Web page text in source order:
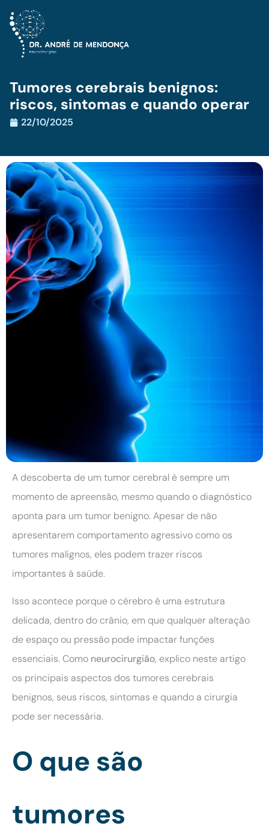
Tumores cerebrais benignos:
riscos, sintomas e quando operar
22/10/2025
A descoberta de um tumor cerebral é sempre um
momento de apreensão, mesmo quando o diagnóstico
aponta para um tumor benigno. Apesar de não
apresentarem comportamento agressivo como os
tumores malignos, eles podem trazer riscos
importantes à saúde.
Isso acontece porque o cérebro é uma estrutura
delicada, dentro do crânio, em que qualquer alteração
de espaço ou pressão pode impactar funções
essenciais. Como neurocirurgião, explico neste artigo
os principais aspectos dos tumores cerebrais
benignos, seus riscos, sintomas e quando a cirurgia
pode ser necessária.
O que são
tumores